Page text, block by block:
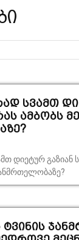
სვამთ
ამბობს
დიეტურ გაზიან
ტვინის